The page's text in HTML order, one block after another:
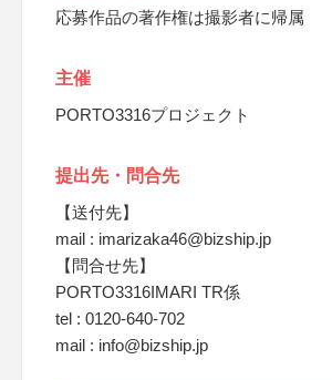
応募作品の著作権は撮影者に帰属
主催
PORTO3316プロジェクト
提出先・問合先
【送付先】
mail : imarizaka46@bizship.jp
【問合せ先】
PORTO3316IMARI TR係
tel : 0120-640-702
mail : info@bizship.jp